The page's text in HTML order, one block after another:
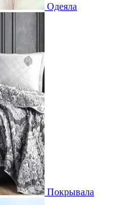
Одеяла
Покрывала